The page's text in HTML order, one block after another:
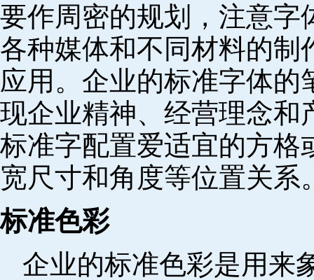
要作周密的规划，注意字
各种媒体和不同材料的制
应用。企业的标准字体
现企业精神、经营理念和
标准字配置爱适宜的方格
宽尺寸和角度等位置关系
标准色彩
企业的标准色彩是用来